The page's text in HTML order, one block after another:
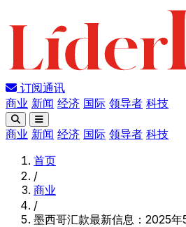
订阅通讯
商业 新闻 经济 国际 领导者 科技
商业 新闻 经济 国际 领导者 科技
首页
/
商业
/
墨西哥汇款最新信息：2025